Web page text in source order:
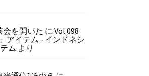
会を開いた に Vol.098
アイテム - インドネシ
ム より